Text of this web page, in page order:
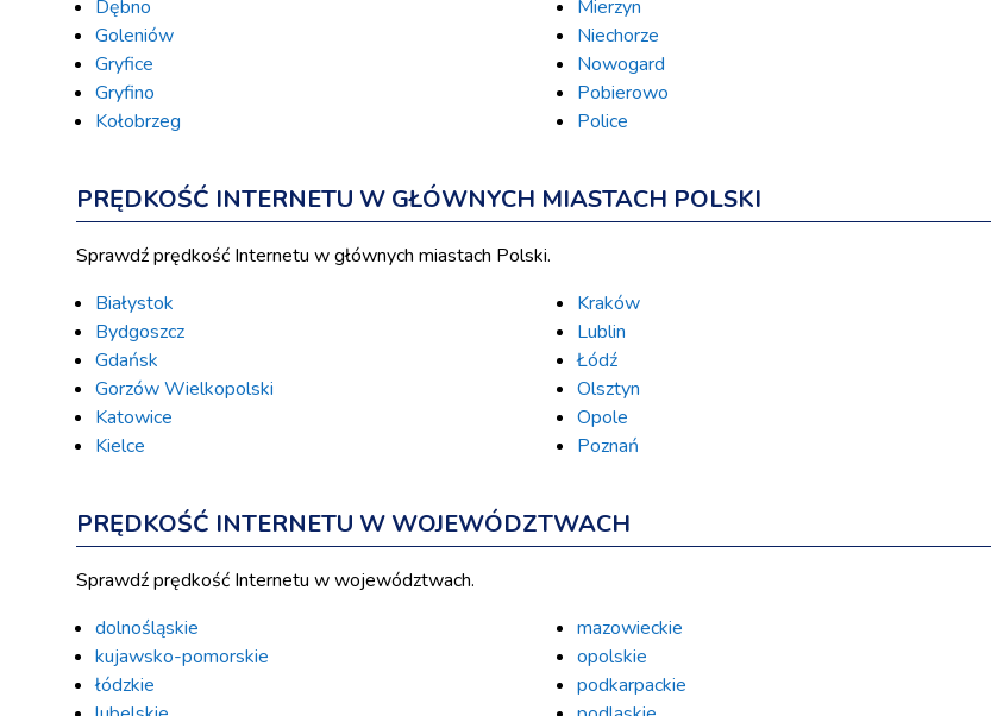
Dębno
Goleniów
Gryfice
Gryfino
Kołobrzeg
Mierzyn
Niechorze
Nowogard
Pobierowo
Police
PRĘDKOŚĆ INTERNETU W GŁÓWNYCH MIASTACH POLSKI
Sprawdź prędkość Internetu w głównych miastach Polski.
Białystok
Bydgoszcz
Gdańsk
Gorzów Wielkopolski
Katowice
Kielce
Kraków
Lublin
Łódź
Olsztyn
Opole
Poznań
PRĘDKOŚĆ INTERNETU W WOJEWÓDZTWACH
Sprawdź prędkość Internetu w województwach.
dolnośląskie
kujawsko-pomorskie
łódzkie
mazowieckie
opolskie
podkarpackie